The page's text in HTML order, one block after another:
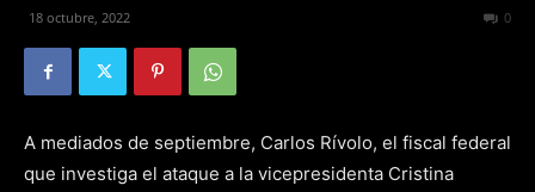
18 octubre, 2022 0
A mediados de septiembre, Carlos Rívolo, el fiscal federal
que investiga el ataque a la vicepresidenta Cristina